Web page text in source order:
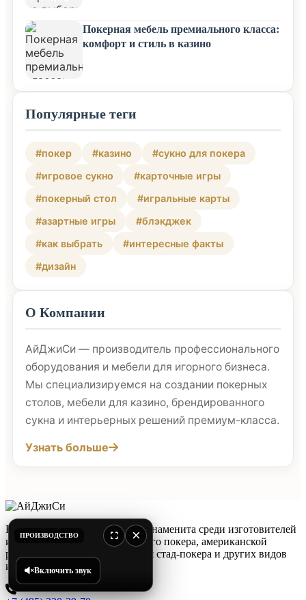
Покерная мебель премиального класса:
комфорт и стиль в казино
Популярные теги
#покер #казино
#сукно для покера
#игровое сукно
#карточные игры
#покерный стол
#игральные карты
#азартные игры
#блэкджек
#как выбрать
#интересные факты
#дизайн
О Компании
АйДжиСи — производитель профессионального
оборудования и мебели для игорного бизнеса.
Мы специализируемся на создании покерных
столов, мебели для казино, брендированного
сукна и интерьерных решений премиум-класса.
Узнать больше
Компания «ПКФ»АйДжиСи» знаменита среди изготовителей
игровых столов для спортивного покера, американской
рулетки, карточных столов, для стад-покера и других видов
игр.
ПРОИЗВОДСТВО ×
Включить звук